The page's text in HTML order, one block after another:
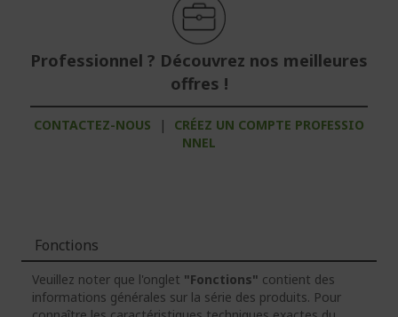
Professionnel ? Découvrez nos meilleures
offres !
CONTACTEZ-NOUS |
CRÉEZ UN COMPTE PROFESSIO
NNEL
Fonctions
Veuillez noter que l'onglet "Fonctions" contient des
informations générales sur la série des produits. Pour